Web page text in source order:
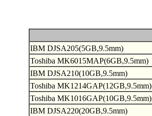
IBM DJSA205(5GB,9.5mm)
Toshiba MK6015MAP(6GB,9.5mm)
IBM DJSA210(10GB,9.5mm)
Toshiba MK1214GAP(12GB,9.5mm)
Toshiba MK1016GAP(10GB,9.5mm)
IBM DJSA220(20GB,9.5mm)